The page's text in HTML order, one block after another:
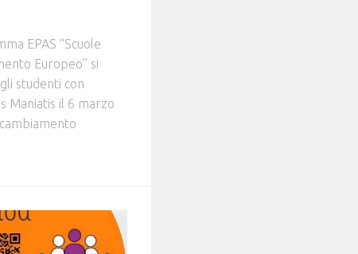
EPAS “Scuole
Europeo” si
studenti con
Maniatis il 6 marzo